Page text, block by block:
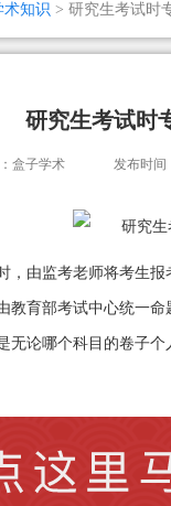
术知识 > 研究生考试时
研究生考试时
盒子学术 发布时间
，由监考老师将考生
教育部考试中心统一
论哪个科目的卷子